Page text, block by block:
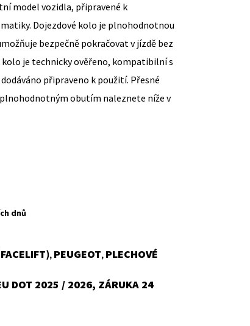
model vozidla, připravené k
Dojezdové kolo je plnohodnotnou
bezpečně pokračovat v jízdě bez
je technicky ověřeno, kompatibilní s
připraveno k použití. Přesné
obutím naleznete níže v
dnů
, PEUGEOT, PLECHOVÉ
DOT 2025 / 2026, ZÁRUKA 24